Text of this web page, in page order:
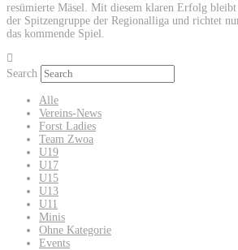
resümierte Mäsel. Mit diesem klaren Erfolg
der Spitzengruppe der Regionalliga und richtet
das kommende Spiel.
Search
Alle
Vereins-News
Forst Ladies
Team Zwoa
U19
U17
U15
U13
U11
Minis
Ohne Kategorie
Events